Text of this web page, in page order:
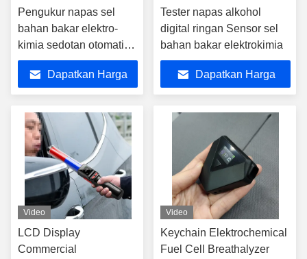
Pengukur napas sel
bahan bakar elektro-
kimia sedotan otomatis
90000 Catatan uji
Dapatkan Harga
Tester napas alkohol
digital ringan Sensor sel
bahan bakar elektrokimia
Dapatkan Harga
Video
LCD Display
Commercial
Video
Keychain Elektrochemical
Fuel Cell Breathalyzer